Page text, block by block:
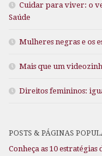
Cuidar para viver: o
Saúde
Mulheres negras e os
Mais que um
Direitos femininos:
POSTS & PÁGINAS
Conheça as 10